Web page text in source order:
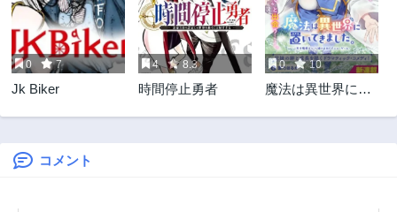
0 7
Jk Biker
4 8.3
時間停止勇者
0 10
魔法は異世界に置
妹のよわくてニュ
コメント